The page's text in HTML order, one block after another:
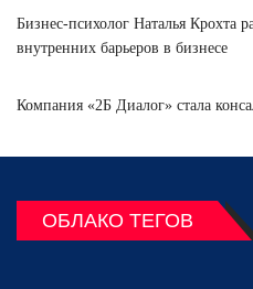
Бизнес-психолог Наталья Крохта
внутренних барьеров в бизнесе
Компания «2Б Диалог» стала
ОБЛАКО ТЕГОВ